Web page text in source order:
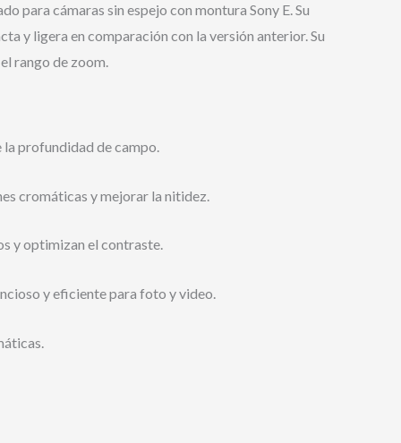
para cámaras sin espejo con montura Sony E. Su
y ligera en comparación con la versión anterior. Su
rango de zoom.
profundidad de campo.
cromáticas y mejorar la nitidez.
y optimizan el contraste.
y eficiente para foto y video.